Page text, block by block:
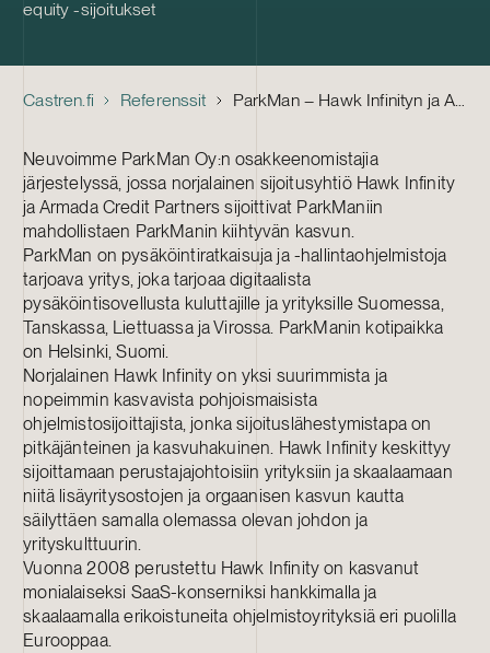
equity -sijoitukset
Castren.fi Referenssit ParkMan – Hawk Infinityn ja Armada Credit Partnersin sijoitus
Neuvoimme ParkMan Oy:n osakkeenomistajia
järjestelyssä, jossa norjalainen sijoitusyhtiö Hawk Infinity
ja Armada Credit Partners sijoittivat ParkManiin
mahdollistaen ParkManin kiihtyvän kasvun.
ParkMan on pysäköintiratkaisuja ja -hallintaohjelmistoja
tarjoava yritys, joka tarjoaa digitaalista
pysäköintisovellusta kuluttajille ja yrityksille Suomessa,
Tanskassa, Liettuassa ja Virossa. ParkManin kotipaikka
on Helsinki, Suomi.
Norjalainen Hawk Infinity on yksi suurimmista ja
nopeimmin kasvavista pohjoismaisista
ohjelmistosijoittajista, jonka sijoituslähestymistapa on
pitkäjänteinen ja kasvuhakuinen. Hawk Infinity keskittyy
sijoittamaan perustajajohtoisiin yrityksiin ja skaalaamaan
niitä lisäyritysostojen ja orgaanisen kasvun kautta
säilyttäen samalla olemassa olevan johdon ja
yrityskulttuurin.
Vuonna 2008 perustettu Hawk Infinity on kasvanut
monialaiseksi SaaS-konserniksi hankkimalla ja
skaalaamalla erikoistuneita ohjelmistoyrityksiä eri puolilla
Eurooppaa.